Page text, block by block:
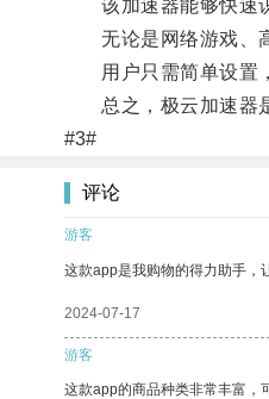
该加速器能够快速识
无论是网络游戏、高
用户只需简单设置，
总之，极云加速器是
#3#
评论
游客
这款app是我购物的得力助手，
2024-07-17
游客
这款app的商品种类非常丰富，